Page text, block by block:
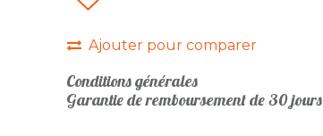
Ajouter pour comparer
Conditions générales
Garantie de remboursement de 30 jours